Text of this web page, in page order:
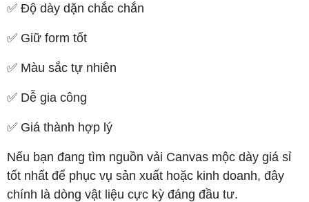
✅ Độ dày dặn chắc chắn
✅ Giữ form tốt
✅ Màu sắc tự nhiên
✅ Dễ gia công
✅ Giá thành hợp lý
Nếu bạn đang tìm nguồn vải Canvas mộc dày giá sỉ
tốt nhất để phục vụ sản xuất hoặc kinh doanh, đây
chính là dòng vật liệu cực kỳ đáng đầu tư.